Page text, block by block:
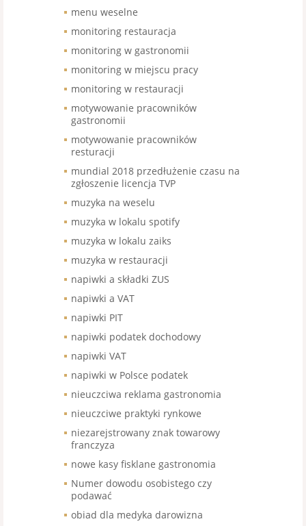
menu weselne
monitoring restauracja
monitoring w gastronomii
monitoring w miejscu pracy
monitoring w restauracji
motywowanie pracowników
gastronomii
motywowanie pracowników
resturacji
mundial 2018 przedłużenie czasu na
zgłoszenie licencja TVP
muzyka na weselu
muzyka w lokalu spotify
muzyka w lokalu zaiks
muzyka w restauracji
napiwki a składki ZUS
napiwki a VAT
napiwki PIT
napiwki podatek dochodowy
napiwki VAT
napiwki w Polsce podatek
nieuczciwa reklama gastronomia
nieuczciwe praktyki rynkowe
niezarejstrowany znak towarowy
franczyza
nowe kasy fisklane gastronomia
Numer dowodu osobistego czy
podawać
obiad dla medyka darowizna